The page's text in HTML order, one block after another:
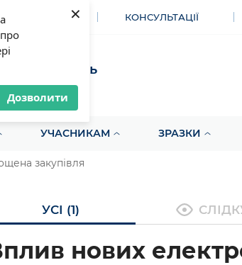
Дозволити
× КОНСУЛЬТАЦІЇ
закупівель
УЧАСНИКАМ ЗРАЗКИ
закупівля
УСІ (1)
нових